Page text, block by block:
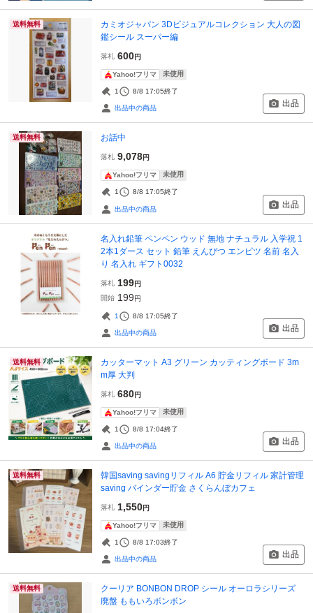
送料無料
カミオジャパン 3Dビジュアルコレクション 大人の図
鑑シール スーパー編
落札 600円
Yahoo!フリマ 未使用
1 8/8 17:05終了
出品中の商品 出品
送料無料 お話中
落札 9,078円
Yahoo!フリマ 未使用
1 8/8 17:05終了
出品中の商品 出品
名入れ鉛筆 ペンペン ウッド 無地 ナチュラル 入学祝 1
2本1ダース セット 鉛筆 えんぴつ エンピツ 名前 名入
り 名入れ ギフト0032
落札 199円
開始 199円
1 8/8 17:05終了
出品中の商品 出品
送料無料
カッターマット A3 グリーン カッティングボード 3m
m厚 大判
落札 680円
Yahoo!フリマ 未使用
1 8/8 17:04終了
出品中の商品 出品
送料無料
韓国saving savingリフィル A6 貯金リフィル 家計管理
saving バインダー貯金 さくらんぼカフェ
落札 1,550円
Yahoo!フリマ 未使用
1 8/8 17:03終了
出品中の商品 出品
送料無料
クーリア BONBON DROP シール オーロラシリーズ
廃盤 ももいろボンボン